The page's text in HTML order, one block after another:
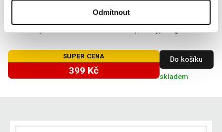
Odmítnout
SUPER CENA
399 Kč
Do košíku
skladem